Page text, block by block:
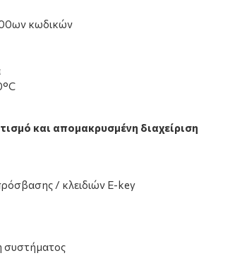
κωδικών
και απομακρυσμένη διαχείριση
/ κλειδιών E-key
συστήματος